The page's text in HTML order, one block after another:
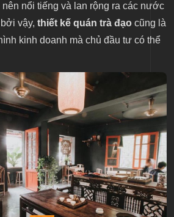
nổi tiếng và lan rộng ra các nước
vậy, thiết kế quán trà đạo cũng là
kinh doanh mà chủ đầu tư có thể